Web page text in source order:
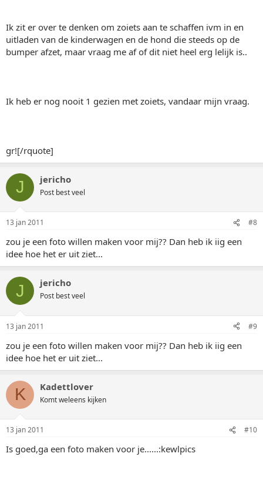
Ik zit er over te denken om zoiets aan te schaffen ivm in en
uitladen van de kinderwagen en de hond die steeds op de
bumper afzet, maar vraag me af of dit niet heel erg lelijk is..
Ik heb er nog nooit 1 gezien met zoiets, vandaar mijn vraag.
gr![/rquote]
J jericho
Post best veel
13 jan 2011 #8
zou je een foto willen maken voor mij?? Dan heb ik iig een
idee hoe het er uit ziet...
J jericho
Post best veel
13 jan 2011 #9
zou je een foto willen maken voor mij?? Dan heb ik iig een
idee hoe het er uit ziet...
K Kadettlover
Komt weleens kijken
13 jan 2011 #10
Is goed,ga een foto maken voor je......:kewlpics